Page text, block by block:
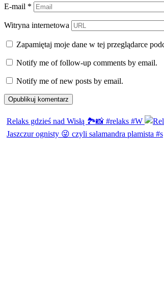
E-mail *
Witryna internetowa
Zapamiętaj moje dane w tej przeglądarce
Notify me of follow-up comments by email.
Notify me of new posts by email.
Relaks gdzieś nad Wisłą 🏞️📸 #relaks #W
Jaszczur ognisty 😜 czyli salamandra plamista #s